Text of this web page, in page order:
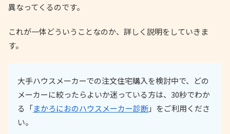
異なってくるのです。
これが一体どういうことなのか、詳しく説明をしていきま
す。
大手ハウスメーカーでの注文住宅購入を検討中で、どの
メーカーに絞ったらよいか迷っている方は、30秒でわか
る「まかろにおのハウスメーカー診断」をご利用くださ
い。